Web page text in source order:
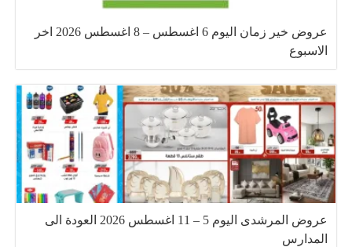
عروض خير زمان اليوم 6 اغسطس – 8 اغسطس 2026 اخر
الاسبوع
عروض المرشدى اليوم 5 – 11 اغسطس 2026 العودة الى
المدارس